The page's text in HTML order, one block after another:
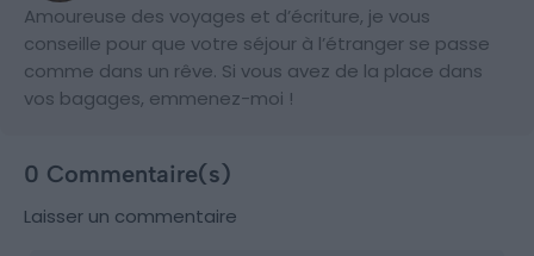
Amoureuse des voyages et d’écriture, je vous
conseille pour que votre séjour à l’étranger se passe
comme dans un rêve. Si vous avez de la place dans
vos bagages, emmenez-moi !
0 Commentaire(s)
Laisser un commentaire